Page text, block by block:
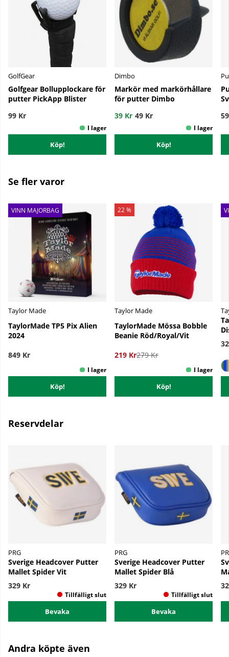
GolfGear
Golfgear Bollupplockare för
putter PickApp Blister
99 Kr
Köp!
Dimbo
Markör med markörhållare
för putter Dimbo
39 Kr 49 Kr
Köp!
Se fler varor
VINN MAJORBAG
Taylor Made
TaylorMade TP5 Pix Alien
2024
849 Kr
Köp!
22 %
Taylor Made
TaylorMade Mössa Bobble
Beanie Röd/Royal/Vit
219 Kr279 Kr
Köp!
Reservdelar
PRG
Sverige Headcover Putter
Mallet Spider Vit
329 Kr
Bevaka
PRG
Sverige Headcover Putter
Mallet Spider Blå
329 Kr
Bevaka
Andra köpte även